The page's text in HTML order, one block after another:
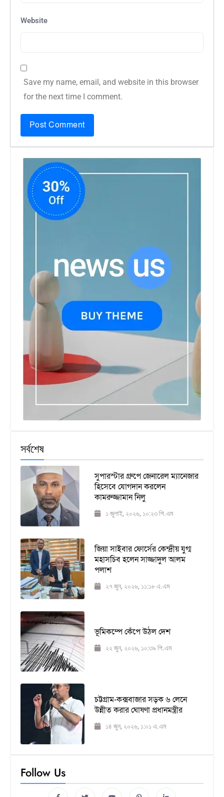
Website
Save my name, email, and website in this browser
for the next time I comment.
সর্বশেষ
সুপারস্টার গ্রুপে জেনারেল ম্যানেজার
হিসেবে যোগদান করলেন
কামরুজ্জামান নিলু
১ জুলাই, ২০২৬, ১০:২৩ পি.এম
জিয়া সাইবার ফোর্সের কেন্দ্রীয় যুগ্ম
মহাসচিব হলেন সাজ্জাদুল আলম
পলাশ
২৭ জুন, ২০২৬, ১১:১৮ এ.এম
ভূমিকম্পে কেঁপে উঠল দেশ
২২ জুন, ২০২৬, ১০:৩৯ পি.এম
চট্টগ্রাম-কক্সবাজার সড়ক ৬ লেনে
উন্নীত করার ঘোষণা প্রধানমন্ত্রীর
১৪ জুন, ২০২৬, ১:০১ এ.এম
Follow Us